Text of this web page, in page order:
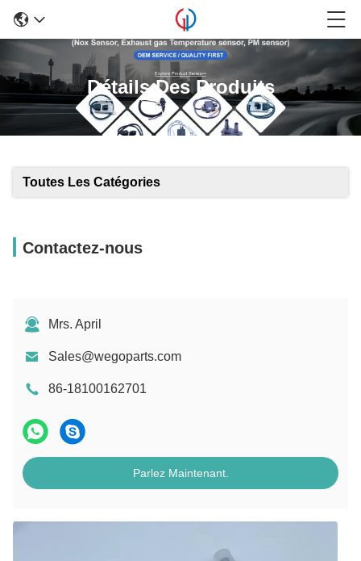
Détails Des Produits
Toutes Les Catégories
Contactez-nous
Mrs. April
Sales@wegoparts.com
86-18100162701
Parlez Maintenant.